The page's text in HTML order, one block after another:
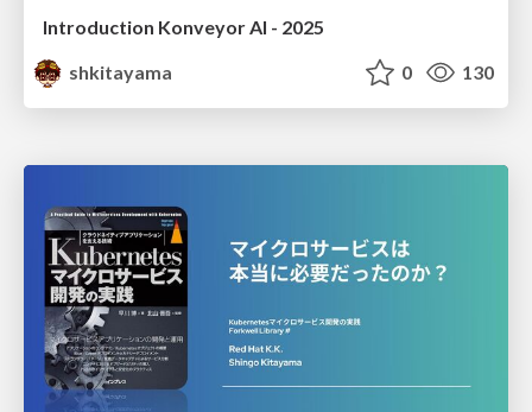
Introduction Konveyor AI - 2025
shkitayama
0 130